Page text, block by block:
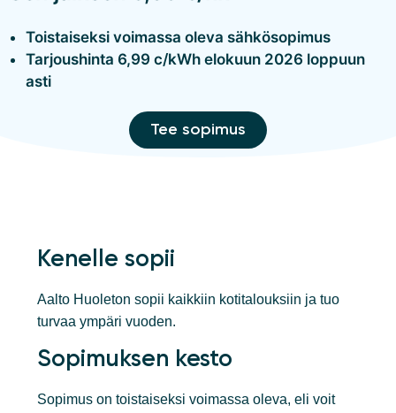
Toistaiseksi voimassa oleva sähkösopimus
Tarjoushinta 6,99 c/kWh elokuun 2026 loppuun
asti
Tee sopimus
Kenelle sopii
Aalto Huoleton sopii kaikkiin kotitalouksiin ja tuo
turvaa ympäri vuoden.
Sopimuksen kesto
Sopimus on toistaiseksi voimassa oleva, eli voit